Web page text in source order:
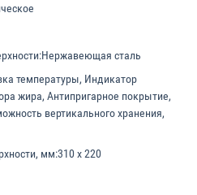
Нержавеющая сталь
температуры, Индикатор
жира, Антипригарное покрытие,
вертикального хранения,
мм:310 х 220